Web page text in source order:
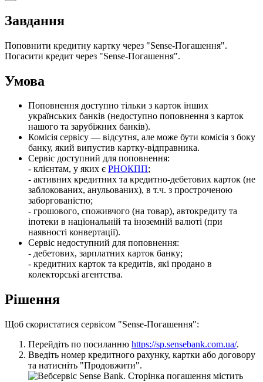
Завдання
Поповнити кредитну картку через "Sense-Погашення".
Погасити кредит через "Sense-Погашення".
Умова
Поповнення доступно тільки з карток інших
українських банків (недоступно поповнення з карток
нашого та зарубіжних банків).
Комісія сервісу — відсутня, але може бути комісія з боку
банку, який випустив картку-відправника.
Сервіс доступний для поповнення:
- клієнтам, у яких є РНОКПП;
- активних кредитних та кредитно-дебетових карток (не
заблокованих, анульованих), в т.ч. з простроченою
заборгованістю;
- грошового, споживчого (на товар), автокредиту та
іпотеки в національній та іноземній валюті (при
наявності конвертації).
Сервіс недоступний для поповнення:
- дебетових, зарплатних карток банку;
- кредитних карток та кредитів, які продано в
колекторські агентства.
Рішення
Щоб скористатися сервісом "Sense-Погашення":
Перейдіть по посиланню https://sp.sensebank.com.ua/.
Введіть номер кредитного рахунку, картки або договору
та натисніть "Продовжити".